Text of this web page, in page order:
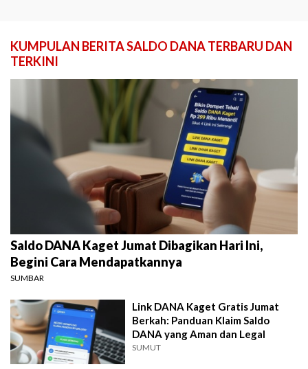
KUMPULAN BERITA SALDO DANA TERBARU DAN
TERKINI
Saldo DANA Kaget Jumat Dibagikan Hari Ini,
Begini Cara Mendapatkannya
SUMBAR
Link DANA Kaget Gratis Jumat
Berkah: Panduan Klaim Saldo
DANA yang Aman dan Legal
SUMUT